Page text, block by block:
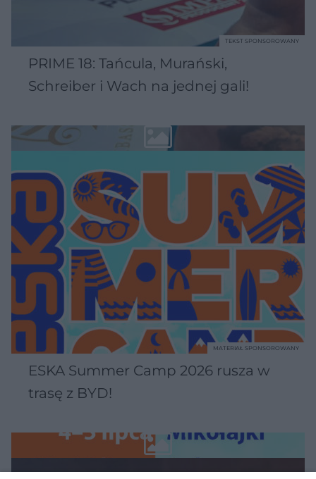
PRIME 18: Tańcula, Murański,
Schreiber i Wach na jednej gali!
TEKST SPONSOROWANY
ESKA Summer Camp 2026 rusza w
trasę z BYD!
MATERIAŁ SPONSOROWANY